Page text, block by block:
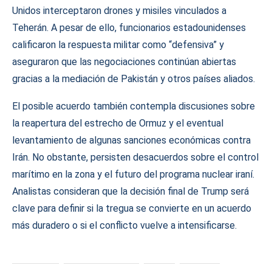
Unidos interceptaron drones y misiles vinculados a
Teherán. A pesar de ello, funcionarios estadounidenses
calificaron la respuesta militar como “defensiva” y
aseguraron que las negociaciones continúan abiertas
gracias a la mediación de Pakistán y otros países aliados.
El posible acuerdo también contempla discusiones sobre
la reapertura del estrecho de Ormuz y el eventual
levantamiento de algunas sanciones económicas contra
Irán. No obstante, persisten desacuerdos sobre el control
marítimo en la zona y el futuro del programa nuclear iraní.
Analistas consideran que la decisión final de Trump será
clave para definir si la tregua se convierte en un acuerdo
más duradero o si el conflicto vuelve a intensificarse.